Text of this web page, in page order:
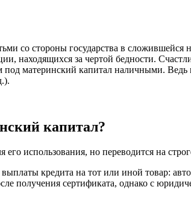
со стороны государства в
находящихся за чертой бедности.
материнский капитал наличными.
капитал?
использования, но переводится на
кредита на тот или иной товар:
получения сертификата, однако с